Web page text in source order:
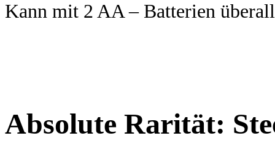
Kann mit 2 AA – Batterien
Absolute Rarität: